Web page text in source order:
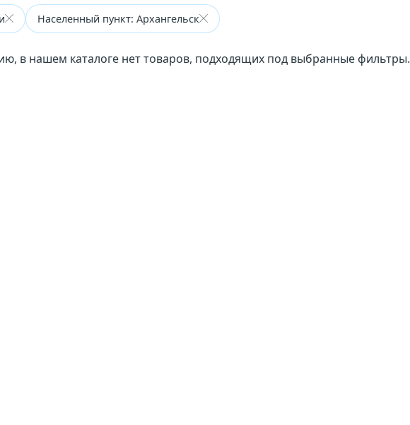
Населенный пункт: Архангельск
в нашем каталоге нет товаров, подходящих под выбранные фильтры.